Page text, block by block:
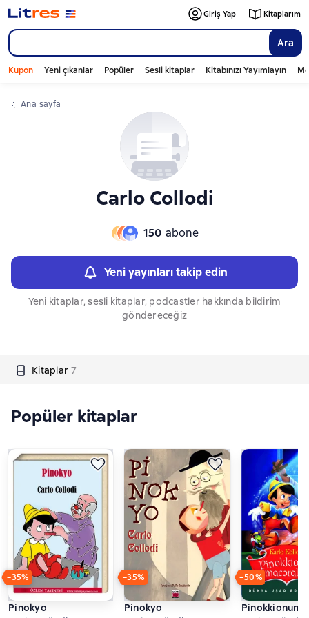
Ara
Giriş Yap Kitaplarım
Kupon Yeni çıkanlar Popüler Sesli kitaplar Kitabınızı Yayımlayın
Ana sayfa
Carlo Collodi
150 abone
Yeni yayınları takip edin
Yeni kitaplar, sesli kitaplar, podcastler hakkında bildirim
göndereceğiz
Kitaplar 7
Слайдер с книгами
Popüler kitaplar
−35%
Pinokyo
−35%
Pinokyo
−50%
Pinokkionun